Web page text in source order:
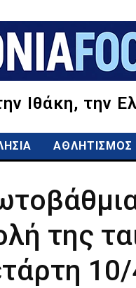
Ιθάκη, την
ΑΘΛΗΤΙΣΜΟΣ
της
10/